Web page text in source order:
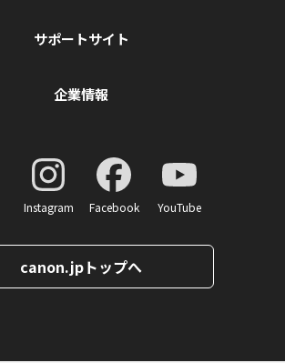
サポートサイト
企業情報
Instagram Facebook YouTube
canon.jpトップへ